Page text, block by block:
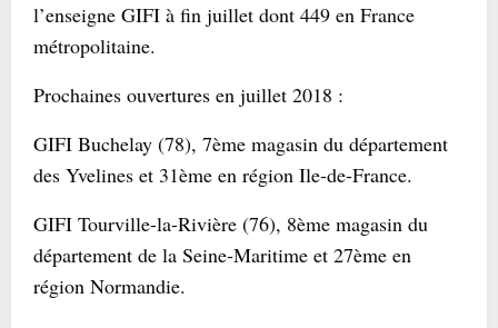
l’enseigne GIFI à fin juillet dont 449 en France
métropolitaine.
Prochaines ouvertures en juillet 2018 :
GIFI Buchelay (78), 7ème magasin du département
des Yvelines et 31ème en région Ile-de-France.
GIFI Tourville-la-Rivière (76), 8ème magasin du
département de la Seine-Maritime et 27ème en
région Normandie.